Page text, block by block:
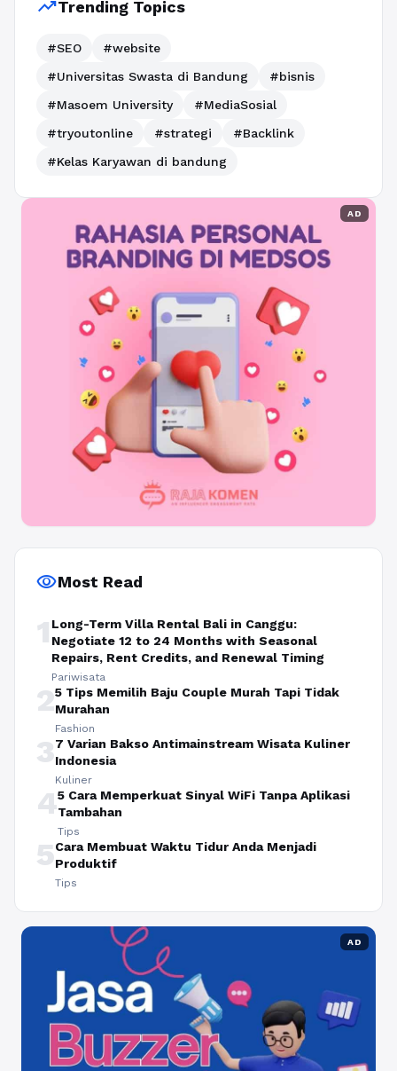
trending_upTrending Topics
#SEO
#website
#Universitas Swasta di Bandung
#bisnis
#Masoem University
#MediaSosial
#tryoutonline
#strategi
#Backlink
#Kelas Karyawan di bandung
AD
visibilityMost Read
1 Long-Term Villa Rental Bali in Canggu:
Negotiate 12 to 24 Months with Seasonal
Repairs, Rent Credits, and Renewal Timing
Pariwisata
25 Tips Memilih Baju Couple Murah Tapi Tidak
Murahan
Fashion
37 Varian Bakso Antimainstream Wisata Kuliner
Indonesia
Kuliner
45 Cara Memperkuat Sinyal WiFi Tanpa Aplikasi
Tambahan
Tips
5Cara Membuat Waktu Tidur Anda Menjadi
Produktif
Tips
AD